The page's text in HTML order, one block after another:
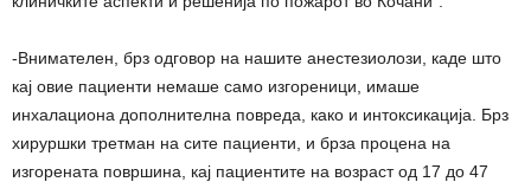
-Внимателен, брз одговор на нашите анестезиолози, каде што
кај овие пациенти немаше само изгореници, имаше
инхалациона дополнителна повреда, како и интоксикација. Брз
хируршки третман на сите пациенти, и брза процена на
изгорената површина, кај пациентите на возраст од 17 до 47